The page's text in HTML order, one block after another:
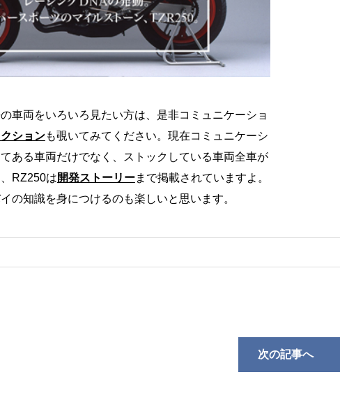
車両をいろいろ見たい方は、是非コミュニケーショ
ションも覗いてみてください。現在コミュニケーシ
ある車両だけでなく、ストックしている車両全車が
RZ250は開発ストーリーまで掲載されていますよ。
の知識を身につけるのも楽しいと思います。
次の記事へ